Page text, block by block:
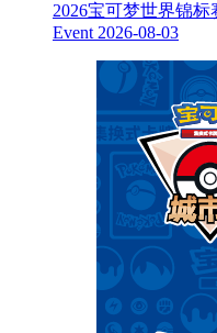
2026宝可梦世界锦
Event 2026-08-03